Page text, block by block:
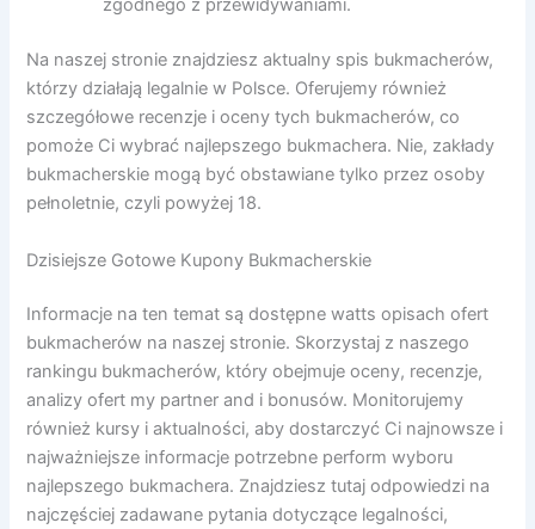
zgodnego z przewidywaniami.
Na naszej stronie znajdziesz aktualny spis bukmacherów,
którzy działają legalnie w Polsce. Oferujemy również
szczegółowe recenzje i oceny tych bukmacherów, co
pomoże Ci wybrać najlepszego bukmachera. Nie, zakłady
bukmacherskie mogą być obstawiane tylko przez osoby
pełnoletnie, czyli powyżej 18.
Dzisiejsze Gotowe Kupony Bukmacherskie
Informacje na ten temat są dostępne watts opisach ofert
bukmacherów na naszej stronie. Skorzystaj z naszego
rankingu bukmacherów, który obejmuje oceny, recenzje,
analizy ofert my partner and i bonusów. Monitorujemy
również kursy i aktualności, aby dostarczyć Ci najnowsze i
najważniejsze informacje potrzebne perform wyboru
najlepszego bukmachera. Znajdziesz tutaj odpowiedzi na
najczęściej zadawane pytania dotyczące legalności,